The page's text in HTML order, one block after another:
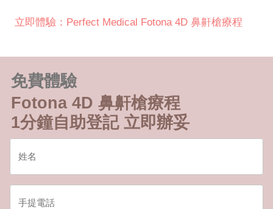
立即體驗：Perfect Medical Fotona 4D 鼻鼾槍療程
免費體驗
Fotona 4D 鼻鼾槍療程
1分鐘自助登記 立即辦妥